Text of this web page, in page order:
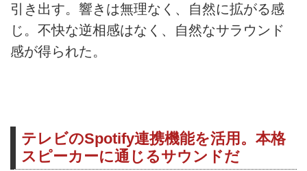
引き出す。響きは無理なく、自然に拡がる感
じ。不快な逆相感はなく、自然なサラウンド
感が得られた。
テレビのSpotify連携機能を活用。本格
スピーカーに通じるサウンドだ